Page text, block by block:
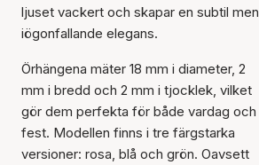
Artikeln har lagts till i
korgen
ljuset vackert och skapar en subtil men
iögonfallande elegans.
Örhängena mäter 18 mm i diameter, 2
mm i bredd och 2 mm i tjocklek, vilket
gör dem perfekta för både vardag och
fest. Modellen finns i tre färgstarka
versioner: rosa, blå och grön. Oavsett